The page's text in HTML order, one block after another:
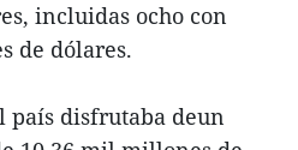
incluidas ocho con
de dólares.
país disfrutaba deun